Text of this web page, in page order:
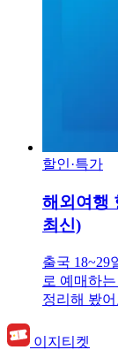
할인·특가
해외여행
최신)
출국 18~29
로 예매하
정리해 봤
이지티켓